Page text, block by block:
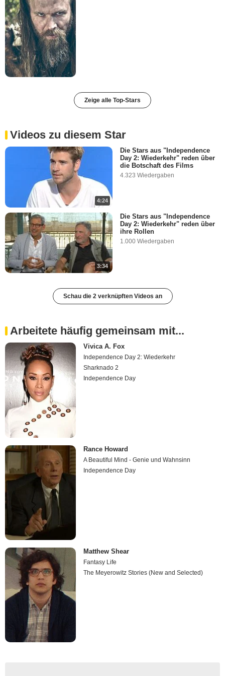
Zeige alle Top-Stars
Videos zu diesem Star
4:24
Die Stars aus "Independence
Day 2: Wiederkehr" reden über
die Botschaft des Films
4.323 Wiedergaben
3:34
Die Stars aus "Independence
Day 2: Wiederkehr" reden über
ihre Rollen
1.000 Wiedergaben
Schau die 2 verknüpften Videos an
Arbeitete häufig gemeinsam mit...
Vivica A. Fox
Independence Day 2: Wiederkehr
Sharknado 2
Independence Day
Rance Howard
A Beautiful Mind - Genie und Wahnsinn
Independence Day
Matthew Shear
Fantasy Life
The Meyerowitz Stories (New and Selected)